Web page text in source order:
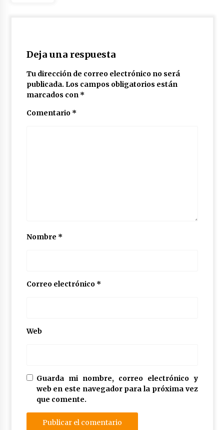
Deja una respuesta
Tu dirección de correo electrónico no será
publicada. Los campos obligatorios están
marcados con *
Comentario *
Nombre *
Correo electrónico *
Web
Guarda mi nombre, correo electrónico y
web en este navegador para la próxima vez
que comente.